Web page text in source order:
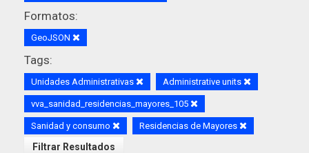
Formatos:
GeoJSON
Tags:
Unidades Administrativas Administrative units
vva_sanidad_residencias_mayores_105
Sanidad y consumo Residencias de Mayores
Filtrar Resultados